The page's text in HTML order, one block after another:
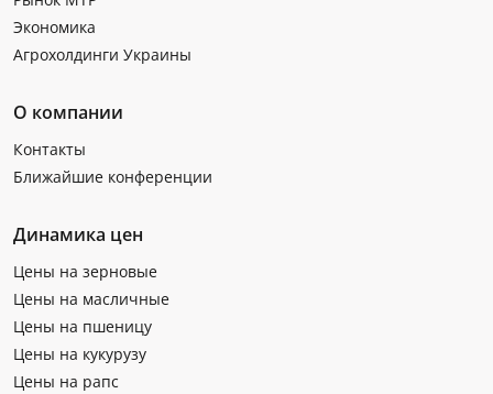
Экономика
Агрохолдинги Украины
О компании
Контакты
Ближайшие конференции
Динамика цен
Цены на зерновые
Цены на масличные
Цены на пшеницу
Цены на кукурузу
Цены на рапс